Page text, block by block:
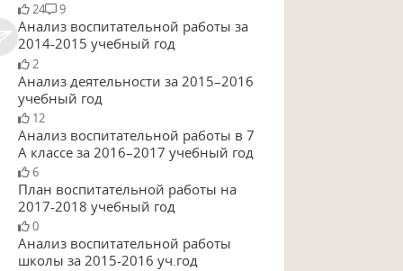
24 9
Анализ воспитательной работы за
2014-2015 учебный год
2
Анализ деятельности за 2015–2016
учебный год
12
Анализ воспитательной работы в 7
А классе за 2016–2017 учебный год
6
План воспитательной работы на
2017-2018 учебный год
0
Анализ воспитательной работы
школы за 2015-2016 уч.год